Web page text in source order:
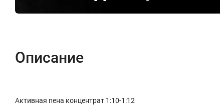
Описание
Активная пена концентрат 1:10-1:12